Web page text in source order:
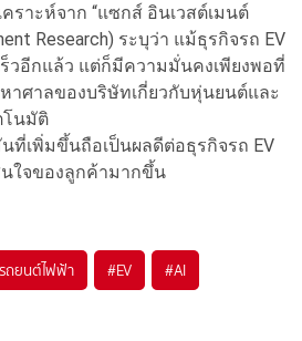
ราะห์จาก “แซกส์ อินเวสต์เมนต์
Research) ระบุว่า แม้ธุรกิจรถ EV
ร็วอีกแล้ว แต่ก็มีความมั่นคงเพียงพอที่
าศาลของบริษัทเกี่ยวกับหุ่นยนต์และ
โนมัติ
นที่เพิ่มขึ้นถือเป็นผลดีต่อธุรกิจรถ EV
ใจของลูกค้ามากขึ้น
ถยนต์ไฟฟ้า #EV #AI